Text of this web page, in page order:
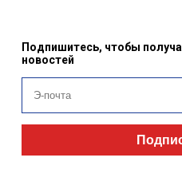
Подпишитесь, чтобы
новостей